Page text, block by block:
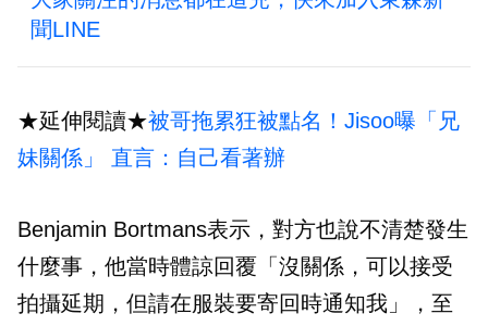
聞LINE
★延伸閱讀★被哥拖累狂被點名！Jisoo曝「兄
妹關係」 直言：自己看著辦
Benjamin Bortmans表示，對方也說不清楚發生
什麼事，他當時體諒回覆「沒關係，可以接受
拍攝延期，但請在服裝要寄回時通知我」，至